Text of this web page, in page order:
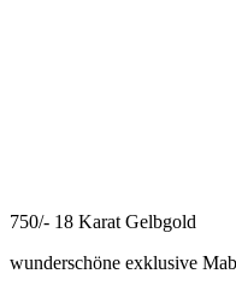
750/- 18 Karat Gelbgold
wunderschöne exklusive